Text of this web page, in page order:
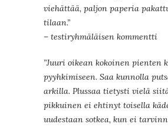
viehättää, paljon paperia
tilaan.”
– testiryhmäläisen kommentti
”Juuri oikean kokoinen pienten
pyyhkimiseen. Saa kunnolla
arkilla. Plussaa tietysti vielä
pikkuinen ei ehtinyt toisella
uudestaan sotkea, kun ei